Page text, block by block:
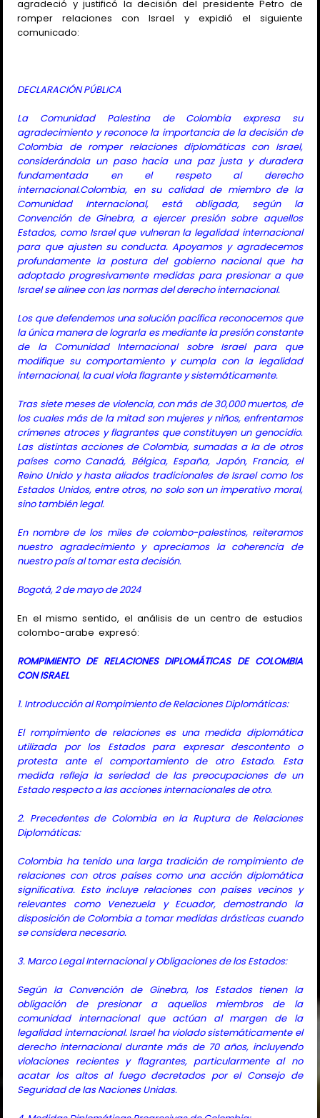
agradeció y justificó la decisión del presidente Petro de
romper relaciones con Israel y expidió el siguiente
comunicado:
DECLARACIÓN PÚBLICA
La Comunidad Palestina de Colombia expresa su
agradecimiento y reconoce la importancia de la decisión de
Colombia de romper relaciones diplomáticas con Israel,
considerándola un paso hacia una paz justa y duradera
fundamentada en el respeto al derecho
internacional.Colombia, en su calidad de miembro de la
Comunidad Internacional, está obligada, según la
Convención de Ginebra, a ejercer presión sobre aquellos
Estados, como Israel que vulneran la legalidad internacional
para que ajusten su conducta. Apoyamos y agradecemos
profundamente la postura del gobierno nacional que ha
adoptado progresivamente medidas para presionar a que
Israel se alinee con las normas del derecho internacional.
Los que defendemos una solución pacífica reconocemos que
la única manera de lograrla es mediante la presión constante
de la Comunidad Internacional sobre Israel para que
modifique su comportamiento y cumpla con la legalidad
internacional, la cual viola flagrante y sistemáticamente.
Tras siete meses de violencia, con más de 30,000 muertos, de
los cuales más de la mitad son mujeres y niños, enfrentamos
crímenes atroces y flagrantes que constituyen un genocidio.
Las distintas acciones de Colombia, sumadas a la de otros
países como Canadá, Bélgica, España, Japón, Francia, el
Reino Unido y hasta aliados tradicionales de Israel como los
Estados Unidos, entre otros, no solo son un imperativo moral,
sino también legal.
En nombre de los miles de colombo-palestinos, reiteramos
nuestro agradecimiento y apreciamos la coherencia de
nuestro país al tomar esta decisión.
Bogotá, 2 de mayo de 2024
En el mismo sentido, el análisis de un centro de estudios
colombo-arabe expresó:
ROMPIMIENTO DE RELACIONES DIPLOMÁTICAS DE COLOMBIA
CON ISRAEL
1. Introducción al Rompimiento de Relaciones Diplomáticas:
El rompimiento de relaciones es una medida diplomática
utilizada por los Estados para expresar descontento o
protesta ante el comportamiento de otro Estado. Esta
medida refleja la seriedad de las preocupaciones de un
Estado respecto a las acciones internacionales de otro.
2. Precedentes de Colombia en la Ruptura de Relaciones
Diplomáticas:
Colombia ha tenido una larga tradición de rompimiento de
relaciones con otros países como una acción diplomática
significativa. Esto incluye relaciones con países vecinos y
relevantes como Venezuela y Ecuador, demostrando la
disposición de Colombia a tomar medidas drásticas cuando
se considera necesario.
3. Marco Legal Internacional y Obligaciones de los Estados:
Según la Convención de Ginebra, los Estados tienen la
obligación de presionar a aquellos miembros de la
comunidad internacional que actúan al margen de la
legalidad internacional. Israel ha violado sistemáticamente el
derecho internacional durante más de 70 años, incluyendo
violaciones recientes y flagrantes, particularmente al no
acatar los altos al fuego decretados por el Consejo de
Seguridad de las Naciones Unidas.